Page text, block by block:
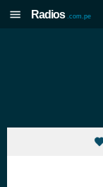
Radios .com.pe